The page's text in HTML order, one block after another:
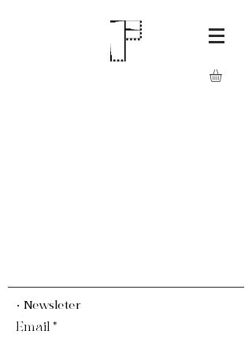
· Newsleter
Email